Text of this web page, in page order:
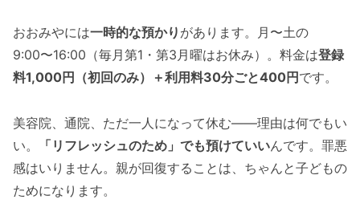
おおみやには一時的な預かり があります。月〜土の
9:00〜16:00（毎月第1・第3月曜はお休み）。料金は登録
料1,000円（初回のみ）＋利用料30分ごと400円 です。
美容院、通院、ただ一人になって休む——理由は何でもい
い。
「リフレッシュのため」でも預けていいんです。罪悪
感はいりません。親が回復することは、ちゃんと子どもの
ためになります。